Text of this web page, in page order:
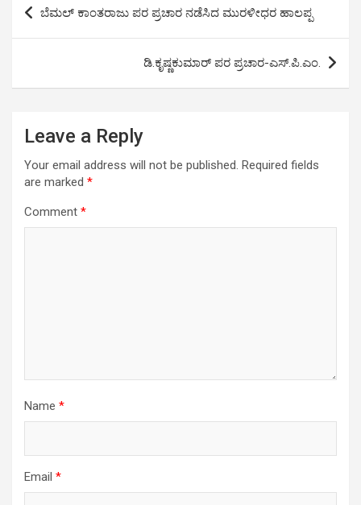
o
k
r
p
p
I
n
a
m
navigation
ಬೆಮಲ್ ಕಾಂತರಾಜು ಪರ ಪ್ರಚಾರ ನಡೆಸಿದ ಮುರಳೀಧರ ಹಾಲಪ್ಪ
ಡಿ.ಕೃಷ್ಣಕುಮಾರ್ ಪರ ಪ್ರಚಾರ-ಎಸ್.ಪಿ.ಎಂ.
Leave a Reply
Your email address will not be published. Required fields
are marked *
Comment *
Name *
Email *